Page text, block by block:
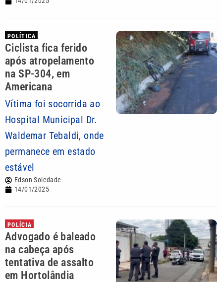
POLÍTICA
Ciclista fica ferido
após atropelamento
na SP-304, em
Americana
Vítima foi socorrida ao
Hospital Municipal Dr.
Waldemar Tebaldi, onde
permanece em estado
estável
Edson Soledade
14/01/2025
POLÍCIA
Advogado é baleado
na cabeça após
tentativa de assalto
em Hortolândia